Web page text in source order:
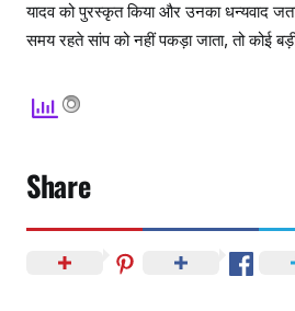
यादव को पुरस्कृत किया और उनका धन्यवाद
समय रहते सांप को नहीं पकड़ा जाता, तो कोई
Share